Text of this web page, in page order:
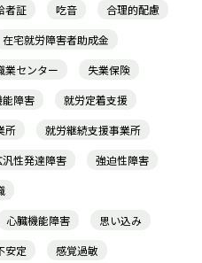
者証 吃音
合理的配慮
在宅就労障害者助成金
業センター
失業保険
能障害
就労定着支援
所
就労継続支援事業所
汎性発達障害
強迫性障害
心臓機能障害
思い込み
安定
感覚過敏